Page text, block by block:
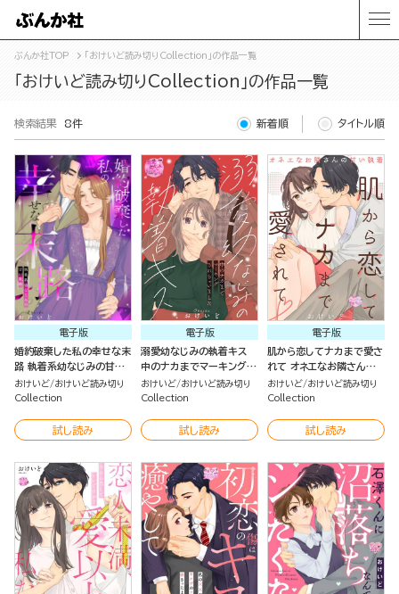
ぶんか社TOP 「おけいど読み切りCollection」の作品一覧
「おけいど読み切りCollection」の作品一覧
検索結果 8件 新着順 タイトル順
電子版
婚約破棄した私の幸せな末
路 執着系幼なじみの甘い
策略（単話版）
おけいど おけいど読み切り
Collection
試し読み
電子版
溺愛幼なじみの執着キス
中のナカまでマーキングさ
れちゃいました（単話版）
おけいど おけいど読み切り
Collection
試し読み
電子版
肌から恋してナカまで愛さ
れて オネエなお隣さんの
甘い執着（単話版）
おけいど おけいど読み切り
Collection
試し読み